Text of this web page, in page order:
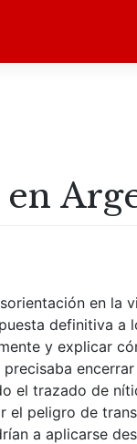
en la
definitiva a
y explicar
el trazado de
el peligro de
a aplicarse